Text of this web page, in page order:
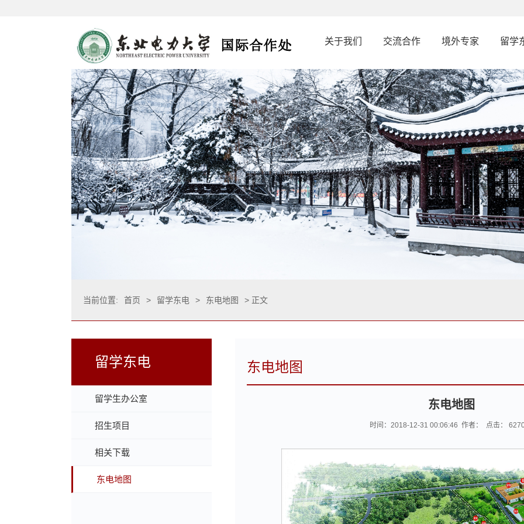
关于我们 交流合作 境外专家 留学
当前位置: 首页 > 留学东电 > 东电地图 > 正文
留学东电
留学生办公室
招生项目
相关下载
东电地图
东电地图
东电地图
时间：2018-12-31 00:06:46 作者： 点击：